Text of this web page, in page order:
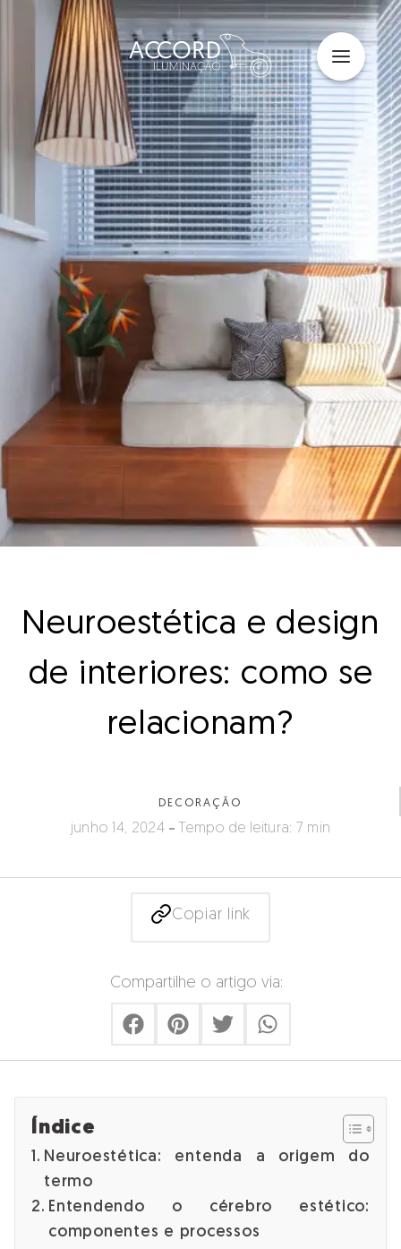
Neuroestética e design
de interiores: como se
relacionam?
DECORAÇÃO
junho 14, 2024 Tempo de leitura: 7 min
Copiar link
Compartilhe o artigo via:
Índice
Neuroestética: entenda a origem do
termo
Entendendo o cérebro estético:
componentes e processos